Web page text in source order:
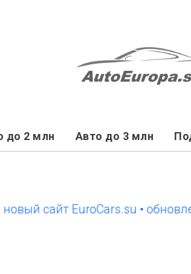
до 2 млн Авто до 3 млн
сайт EuroCars.su •